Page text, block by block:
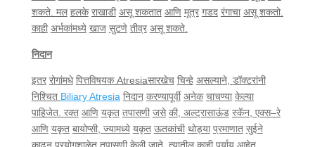
शकते. मल हलके राखाडी असू शकतात आणि मूत्र गडद रंगाचा असू शकतो.
काही अर्भकांमध्ये खाज सुटणे तीव्र असू शकते.
निदान
इतर रोगांमधे पित्तविषयकAtresiaसारखेच चिन्हे असल्याने, डॉक्टरांनी
निश्चित Biliary Atresia निदान करण्यापूर्वी अनेक चाचण्या केल्या
पाहिजेत. रक्त आणि यकृत तपासणी जसे की, अल्ट्रासाऊंड स्कॅन, एक्स–रे
आणि यकृत बायोप्सी, ज्यामध्ये यकृत ऊतकांची थोड्या प्रमाणात सुईने